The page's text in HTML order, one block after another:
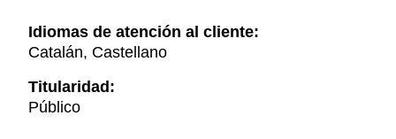
Idiomas de atención al cliente:
Catalán, Castellano
Titularidad:
Público